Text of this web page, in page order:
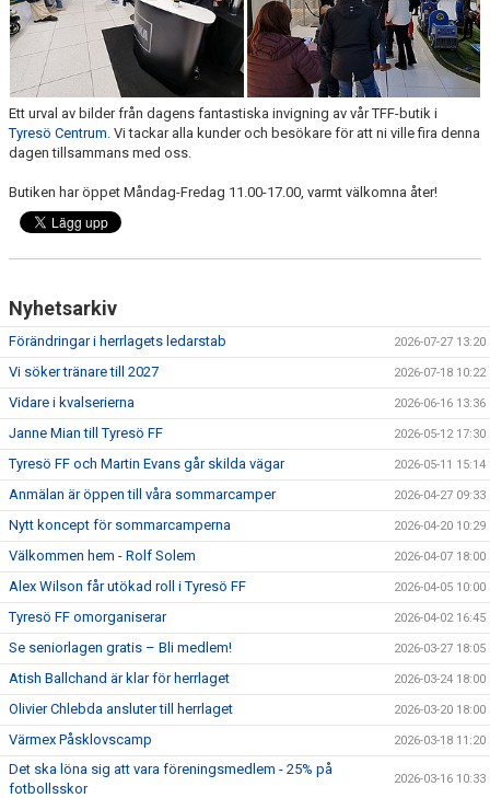
Ett urval av bilder från dagens fantastiska invigning av vår TFF-butik i
Tyresö Centrum. Vi tackar alla kunder och besökare för att ni ville fira denna
dagen tillsammans med oss.
Butiken har öppet Måndag-Fredag 11.00-17.00, varmt välkomna åter!
Nyhetsarkiv
Förändringar i herrlagets ledarstab 2026-07-27 13:20
Vi söker tränare till 2027 2026-07-18 10:22
Vidare i kvalserierna 2026-06-16 13:36
Janne Mian till Tyresö FF 2026-05-12 17:30
Tyresö FF och Martin Evans går skilda vägar 2026-05-11 15:14
Anmälan är öppen till våra sommarcamper 2026-04-27 09:33
Nytt koncept för sommarcamperna 2026-04-20 10:29
Välkommen hem - Rolf Solem 2026-04-07 18:00
Alex Wilson får utökad roll i Tyresö FF 2026-04-05 10:00
Tyresö FF omorganiserar 2026-04-02 16:45
Se seniorlagen gratis – Bli medlem! 2026-03-27 18:05
Atish Ballchand är klar för herrlaget 2026-03-24 18:00
Olivier Chlebda ansluter till herrlaget 2026-03-20 18:00
Värmex Påsklovscamp 2026-03-18 11:20
Det ska löna sig att vara föreningsmedlem - 25% på
fotbollsskor
2026-03-16 10:33